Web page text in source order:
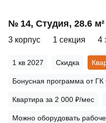
№ 14, Студия, 28.6 м²
3 корпус 1 секция 4
1 кв 2027 Скидка
Бонусная программа от
Квартира за 2 000 ₽/мес
Можно оборудовать